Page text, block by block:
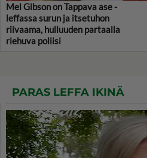
Mel Gibson on Tappava ase -
leffassa surun ja itsetuhon
riivaama, hulluuden partaalla
riehuva poliisi
PARAS LEFFA IKINÄ